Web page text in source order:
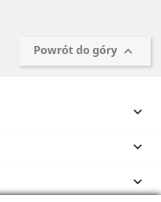
Powrót do góry 


